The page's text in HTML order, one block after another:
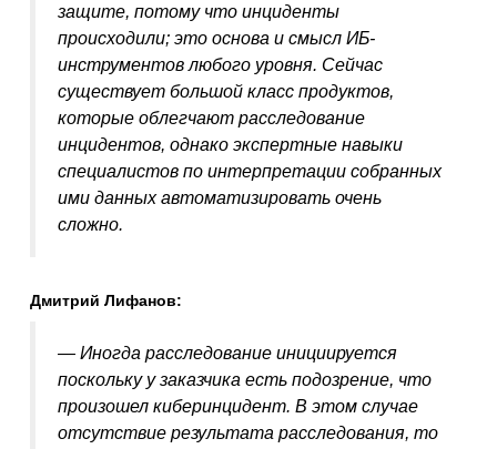
защите, потому что инциденты
происходили; это основа и смысл ИБ-
инструментов любого уровня. Сейчас
существует большой класс продуктов,
которые облегчают расследование
инцидентов, однако экспертные навыки
специалистов по интерпретации собранных
ими данных автоматизировать очень
сложно.
Дмитрий Лифанов:
— Иногда расследование инициируется
поскольку у заказчика есть подозрение, что
произошел киберинцидент. В этом случае
отсутствие результата расследования, то